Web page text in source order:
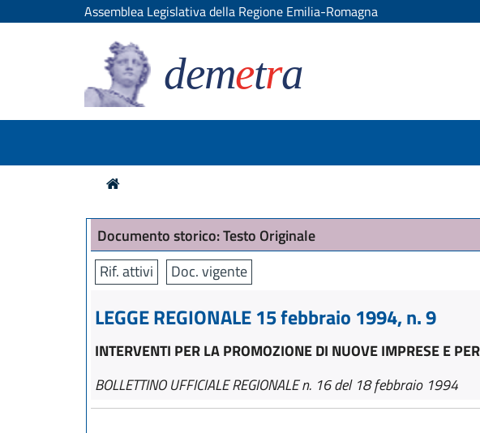
Assemblea Legislativa della Regione Emilia-Romagna
demetra
Documento storico: Testo Originale
Rif. attivi
Doc. vigente
LEGGE REGIONALE 15 febbraio 1994, n. 9
INTERVENTI PER LA PROMOZIONE DI NUOVE IMPRESE E
BOLLETTINO UFFICIALE REGIONALE n. 16 del 18 febbraio 1994